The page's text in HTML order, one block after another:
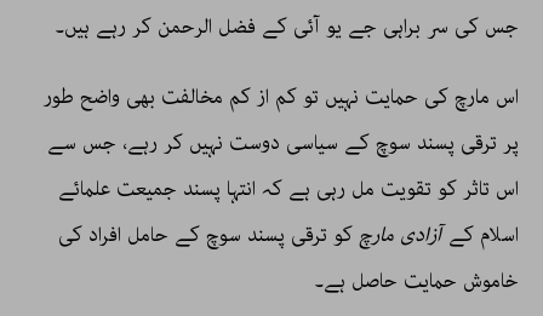
جس کی سر براہی جے یو آئی کے فضل الرحمن کر رہے ہیں۔
اس مارچ کی حمایت نہیں تو کم از کم مخالفت بھی واضح طور
پر ترقی پسند سوچ کے سیاسی دوست نہیں کر رہے، جس سے
اس تاثر کو تقویت مل رہی ہے کہ انتہا پسند جمیعت علمائے
اسلام کےآزادی مارچکو ترقی پسند سوچ کے حامل افراد کی
خاموش حمایت حاصل ہے۔